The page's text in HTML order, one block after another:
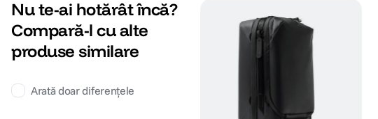
Nu te-ai hotărât încă?
Compară-l cu alte
produse similare
Arată doar diferențele